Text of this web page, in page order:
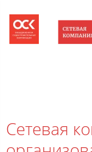
Сетевая